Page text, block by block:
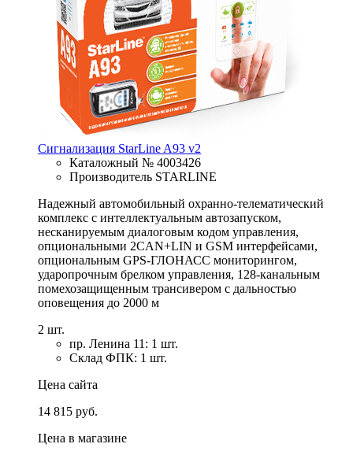
Сигнализация StarLine A93 v2
Каталожный № 4003426
Производитель STARLINE
Надежный автомобильный охранно-телематический
комплекс с интеллектуальным автозапуском,
несканируемым диалоговым кодом управления,
опциональными 2CAN+LIN и GSM интерфейсами,
опциональным GPS-ГЛОНАСС мониторингом,
ударопрочным брелком управления, 128-канальным
помехозащищенным трансивером с дальностью
оповещения до 2000 м
2 шт.
пр. Ленина 11: 1 шт.
Склад ФПК: 1 шт.
Цена сайта
14 815 руб.
Цена в магазине